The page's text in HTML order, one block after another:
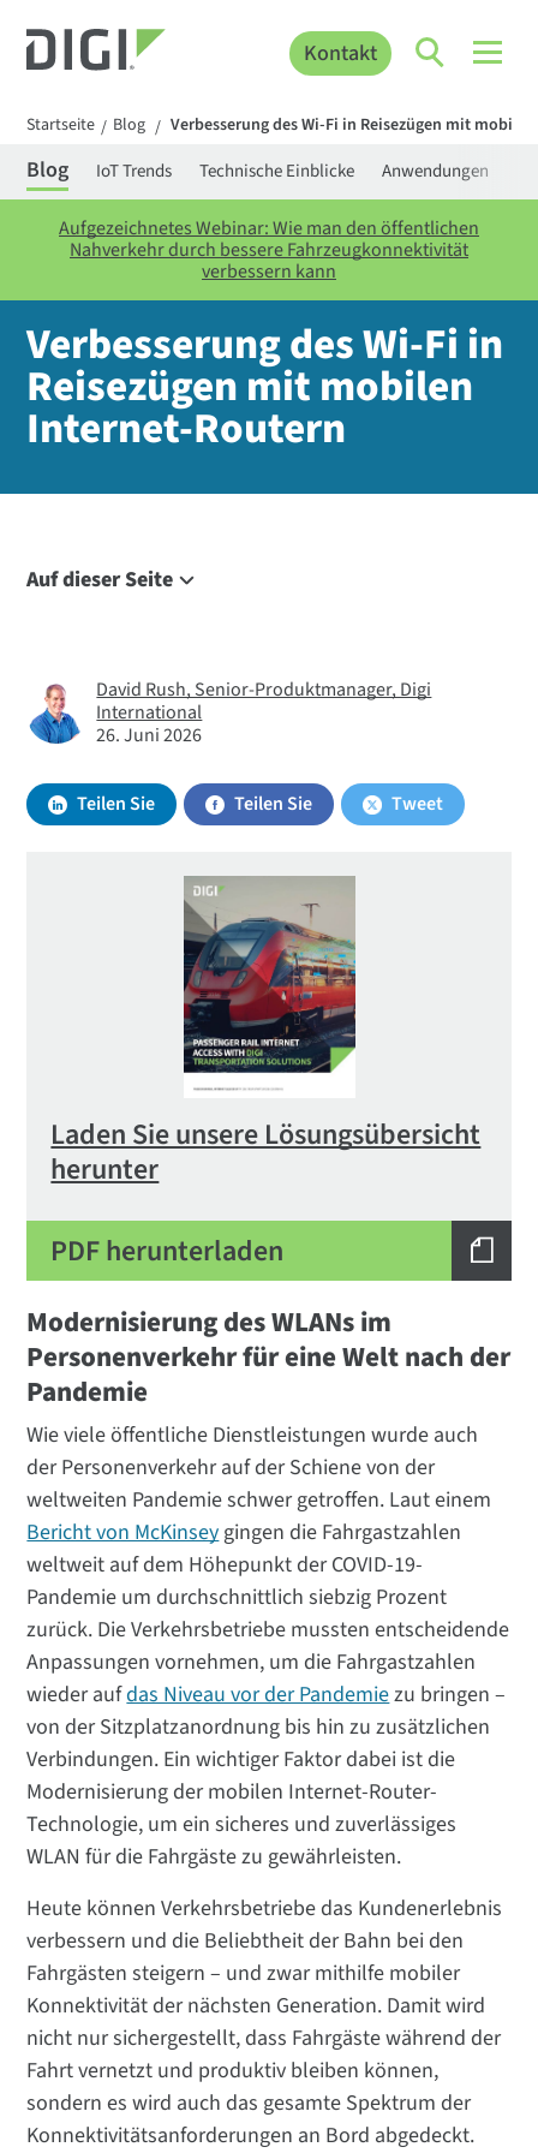
Kontakt
Startseite / Blog / Verbesserung des Wi-Fi in Reisezügen mit
Blog IoT Trends Technische Einblicke Anwendungen
Aufgezeichnetes Webinar: Wie man den öffentlichen
Nahverkehr durch bessere Fahrzeugkonnektivität
verbessern kann
Verbesserung des Wi-Fi in
Reisezügen mit mobilen
Internet-Routern
Auf dieser Seite
Building a Wi-Fi Experience
Security Integration
Why Digi
David Rush, Senior-Produktmanager, Digi
International
26. Juni 2026
Teilen Sie Teilen Sie Tweet
Laden Sie unsere Lösungsübersicht
herunter
PDF herunterladen
Modernisierung des WLANs im
Personenverkehr für eine Welt nach der
Pandemie
Wie viele öffentliche Dienstleistungen wurde auch
der Personenverkehr auf der Schiene von der
weltweiten Pandemie schwer getroffen. Laut einem
Bericht von McKinseygingen die Fahrgastzahlen
weltweit auf dem Höhepunkt der COVID-19-
Pandemie um durchschnittlich siebzig Prozent
zurück. Die Verkehrsbetriebe mussten entscheidende
Anpassungen vornehmen, um die Fahrgastzahlen
wieder aufdas Niveau vor der Pandemiezu bringen –
von der Sitzplatzanordnung bis hin zu zusätzlichen
Verbindungen. Ein wichtiger Faktor dabei ist die
Modernisierung der mobilen Internet-Router-
Technologie, um ein sicheres und zuverlässiges
WLAN für die Fahrgäste zu gewährleisten.
Heute können Verkehrsbetriebe das Kundenerlebnis
verbessern und die Beliebtheit der Bahn bei den
Fahrgästen steigern – und zwar mithilfe mobiler
Konnektivität der nächsten Generation. Damit wird
nicht nur sichergestellt, dass Fahrgäste während der
Fahrt vernetzt und produktiv bleiben können,
sondern es wird auch das gesamte Spektrum der
Konnektivitätsanforderungen an Bord abgedeckt.